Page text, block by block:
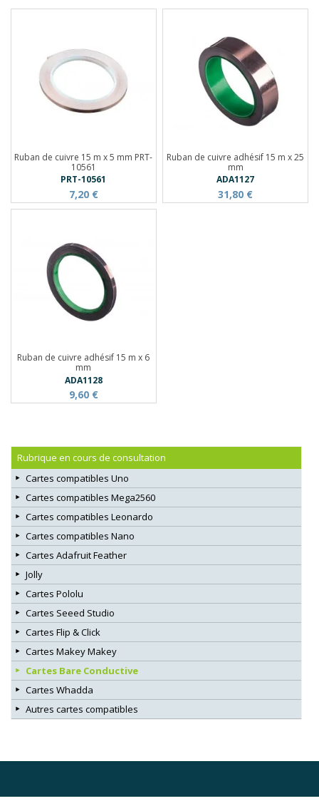
Ruban de cuivre 15 m x 5 mm PRT-
10561
PRT-10561
7,20 €
Ruban de cuivre adhésif 15 m x 25
mm
ADA1127
31,80 €
Ruban de cuivre adhésif 15 m x 6
mm
ADA1128
9,60 €
Rubrique en cours de consultation
Cartes compatibles Uno
Cartes compatibles Mega2560
Cartes compatibles Leonardo
Cartes compatibles Nano
Cartes Adafruit Feather
Jolly
Cartes Pololu
Cartes Seeed Studio
Cartes Flip & Click
Cartes Makey Makey
Cartes Bare Conductive
Cartes Whadda
Autres cartes compatibles